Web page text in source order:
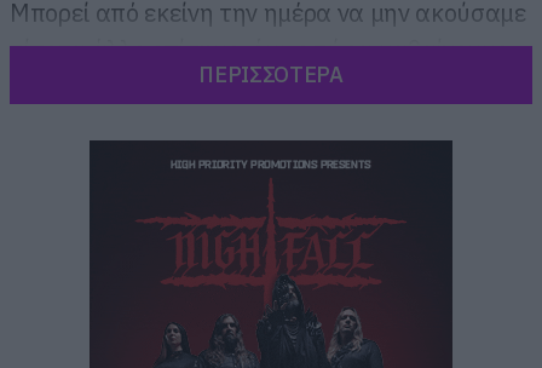
Μπορεί από εκείνη την ημέρα να μην ακούσαμε
τίποτα άλλο επίσημο, όμως τώρα μαθαίνουμε
ότι ο κιθαρίστας συμμετέχει στη διαδικασία
ΠΕΡΙΣΣΟΤΕΡΑ